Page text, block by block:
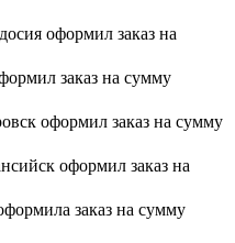
оформил заказ на
заказ на сумму
оформил заказ на сумму
оформил заказ на
заказ на сумму